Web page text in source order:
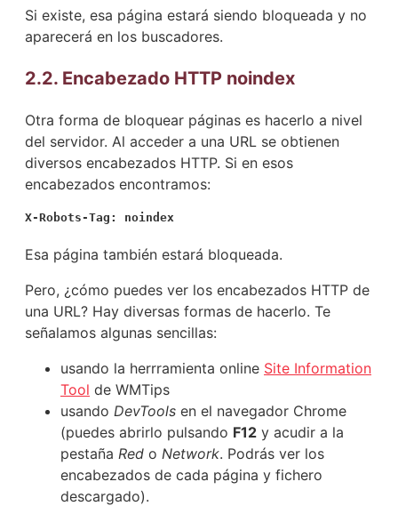
Si existe, esa página estará siendo bloqueada y no
aparecerá en los buscadores.
2.2. Encabezado HTTP noindex
Otra forma de bloquear páginas es hacerlo a nivel
del servidor. Al acceder a una URL se obtienen
diversos encabezados HTTP. Si en esos
encabezados encontramos:
X-Robots-Tag: noindex
Esa página también estará bloqueada.
Pero, ¿cómo puedes ver los encabezados HTTP de
una URL? Hay diversas formas de hacerlo. Te
señalamos algunas sencillas:
usando la herrramienta online Site Information
Tool de WMTips
usando DevTools en el navegador Chrome
(puedes abrirlo pulsando F12 y acudir a la
pestaña Red o Network. Podrás ver los
encabezados de cada página y fichero
descargado).